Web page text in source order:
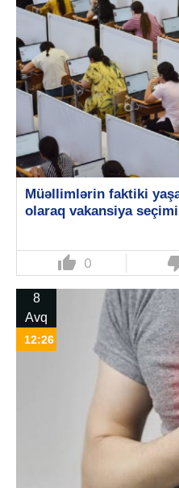
Müəllimlərin faktiki
olaraq vakansiya seçimi
thumb_up 0
8
Avq
12:26